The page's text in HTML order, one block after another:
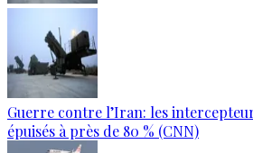
Guerre contre l’Iran: les
épuisés à près de 80 % (CNN)